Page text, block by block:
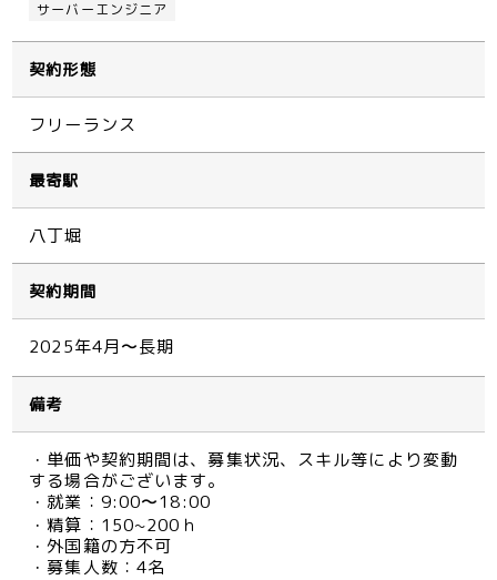
サーバーエンジニア
契約形態
フリーランス
最寄駅
八丁堀
契約期間
2025年4月〜長期
備考
・単価や契約期間は、募集状況、スキル等により変動
する場合がございます。
・就業：9:00〜18:00
・精算：150~200ｈ
・外国籍の方不可
・募集人数：4名